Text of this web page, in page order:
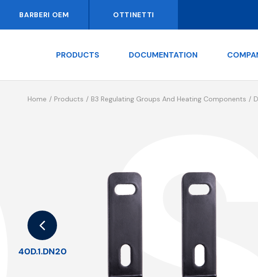
BARBERI OEM OTTINETTI
PRODUCTS DOCUMENTATION
Home Products B3 Regulating Groups And Heating Components
40D.1.DN20